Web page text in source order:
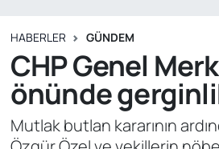
HABERLER GÜNDEM
CHP Genel
önünde
Mutlak butlan kararının
EĞİTİM
YAŞAM
SİYASET
Süper Lig Puan Durumu ve
Tüm Manşetler
Son Dakika Haberleri